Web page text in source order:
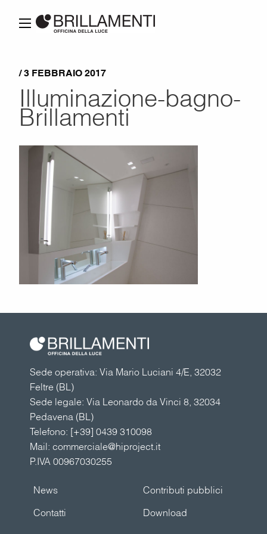
/ 3 FEBBRAIO 2017
Illuminazione-bagno-
Brillamenti
Sede operativa: Via Mario Luciani 4/E, 32032
Feltre (BL)
Sede legale: Via Leonardo da Vinci 8, 32034
Pedavena (BL)
Telefono: [+39] 0439 310098
Mail: commerciale@hiproject.it
P.IVA 00967030255
Contributi pubblici
News
Download
Contatti